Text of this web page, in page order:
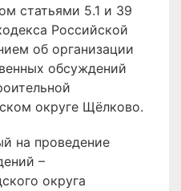
статьями 5.1 и 39
Российской
об организации
обсуждений
округе Щёлково.
на проведение
–
округа